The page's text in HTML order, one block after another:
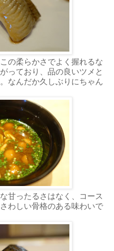
の柔らかさでよく握れるな
っており、品の良いツメと
なんだか久しぶりにちゃん
甘ったるさはなく、コース
わしい骨格のある味わいで